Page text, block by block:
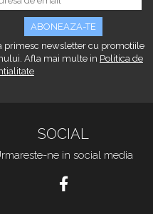
primesc newsletter cu promotiile
Afla mai multe in Politica de
SOCIAL
ne in social media